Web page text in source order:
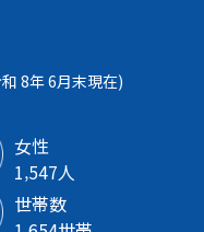
和 8年 6月末現在)
女性
1‚547人
世帯数